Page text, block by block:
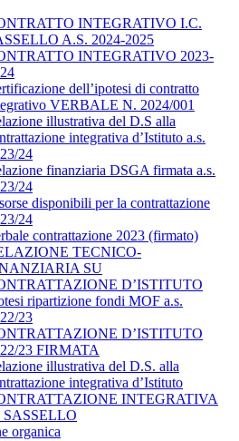
INTEGRATIVO I.C.
A.S. 2024-2025
INTEGRATIVO 2023-
dell’ipotesi di contratto
VERBALE N. 2024/001
illustrativa del D.S alla
integrativa d’Istituto a.s.
24
finanziaria DSGA firmata a.s.
24
disponibili per la contrattazione
24
contrattazione 2023 (firmato)
TECNICO-
SU
D’ISTITUTO
ripartizione fondi MOF a.s.
23
D’ISTITUTO
23 FIRMATA
illustrativa del D.S. alla
integrativa d’Istituto
INTEGRATIVA
SASSELLO
organica